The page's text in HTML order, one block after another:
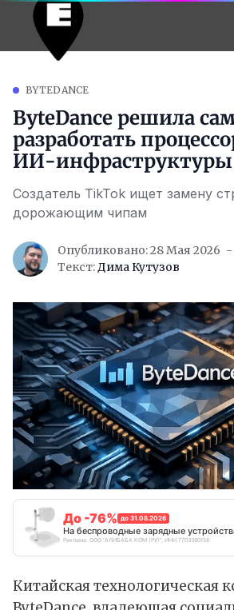
BYTEDANCE
ByteDance решила
разработать
ИИ-инфраструктуры
Создатель TikTok ищет замену
дорожающим чипам
Опубликовано: 28 Мая 2026
Текст:Дима Кутузов
До -76% до 31.08.2026
На беспроводные зарядные
Реклама. ООО "АЛИБАБА.КОМ (РУ)", ИНН 7703380158
Китайская технологическая